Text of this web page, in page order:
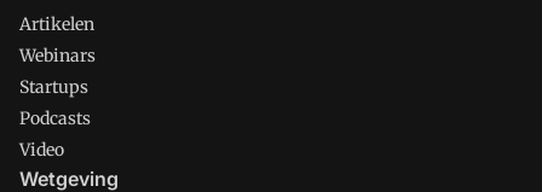
Artikelen
Webinars
Startups
Podcasts
Video
Wetgeving